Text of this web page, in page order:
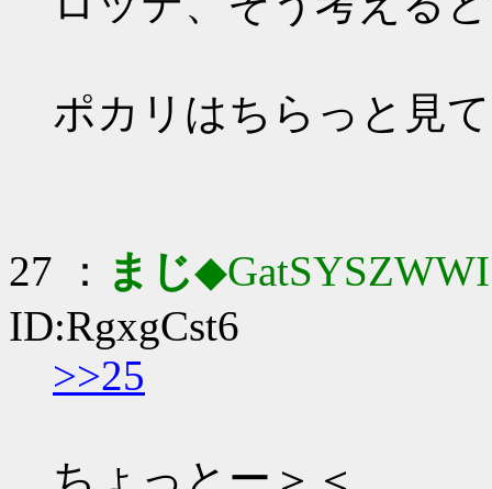
ポカリはちらっと見
27 ： まじ◆GatSYSZWWI
ID:RgxgCst6
>>25
ちょっとー＞＜